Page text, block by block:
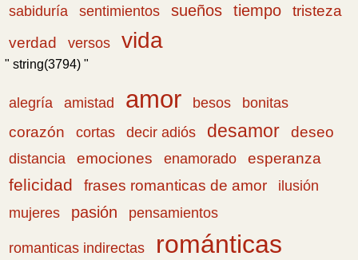
sabiduría sentimientos sueños tiempo
tristeza
verdad
versos vida
" string(3794) "
alegría amistad amor besos
bonitas
corazón
cortas decir adiós desamor deseo
distancia emociones enamorado esperanza
felicidad frases romanticas de amor
ilusión
mujeres
pasión pensamientos
romanticas indirectas románticas